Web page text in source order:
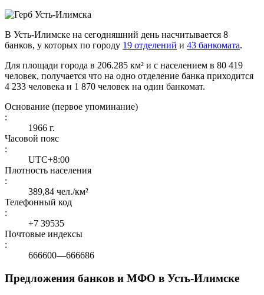
В Усть-Илимске на сегодняшний день насчитывается 8
банков, у которых по городу 19 отделений и 43 банкомата.
Для площади города в 206.285 км² и с населением в 80 419
человек, получается что на одно отделение банка приходится
4 233 человека и 1 870 человек на один банкомат.
Основание (первое упоминание)
:
1966 г.
Часовой пояс
:
UTC+8:00
Плотность населения
:
389,84 чел./км²
Телефонный код
:
+7 39535
Почтовые индексы
:
666600—666686
Предложения банков и МФО в Усть-Илимске